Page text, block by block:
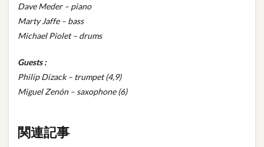
Dave Meder – piano
Marty Jaffe – bass
Michael Piolet – drums
Guests :
Philip Dizack – trumpet (4,9)
Miguel Zenón – saxophone (6)
関連記事